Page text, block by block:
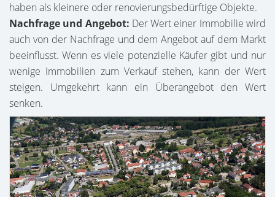
haben als kleinere oder renovierungsbedürftige Objekte.
Nachfrage und Angebot: Der Wert einer Immobilie wird
auch von der Nachfrage und dem Angebot auf dem Markt
beeinflusst. Wenn es viele potenzielle Käufer gibt und nur
wenige Immobilien zum Verkauf stehen, kann der Wert
steigen. Umgekehrt kann ein Überangebot den Wert
senken.